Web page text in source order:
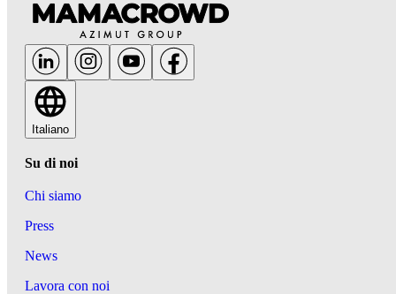
Italiano
Su di noi
Chi siamo
Press
News
Lavora con noi